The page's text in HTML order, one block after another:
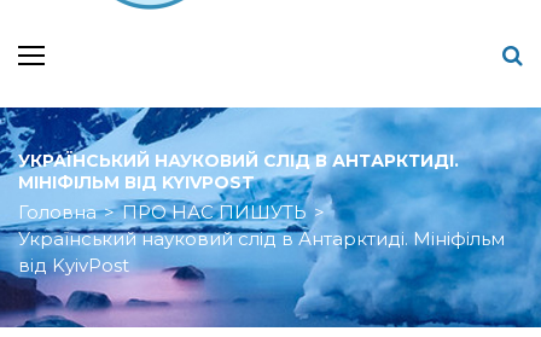
УКРАЇНСЬКИЙ НАУКОВИЙ СЛІД В АНТАРКТИДІ.
МІНІФІЛЬМ ВІД KYIVPOST
Головна > ПРО НАС ПИШУТЬ >
Український науковий слід в Антарктиді. Мініфільм
від KyivPost